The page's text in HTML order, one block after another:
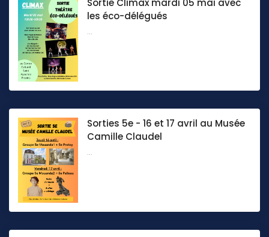
Sortie Climax mardi 05 mai avec
les éco-délégués
...
Sorties 5e - 16 et 17 avril au Musée
Camille Claudel
...